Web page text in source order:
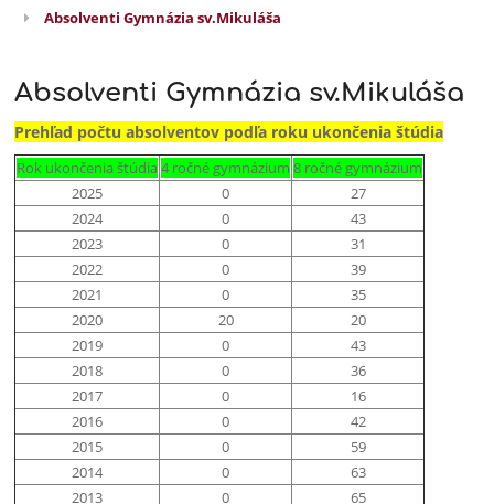
Absolventi
Absolventi Gymnázia sv.Mikuláša
Absolventi Gymnázia sv.Mikuláša
Prehľad počtu absolventov podľa roku ukončenia štúdia
Rok ukončenia štúdia4 ročné gymnázium 8 ročné gymnázium
2025
0
27
2024
0
43
2023
0
31
2022
0
39
2021
0
35
2020
20
20
2019
0
43
2018
0
36
2017
0
16
2016
0
42
2015
0
59
2014
0
63
2013
0
65